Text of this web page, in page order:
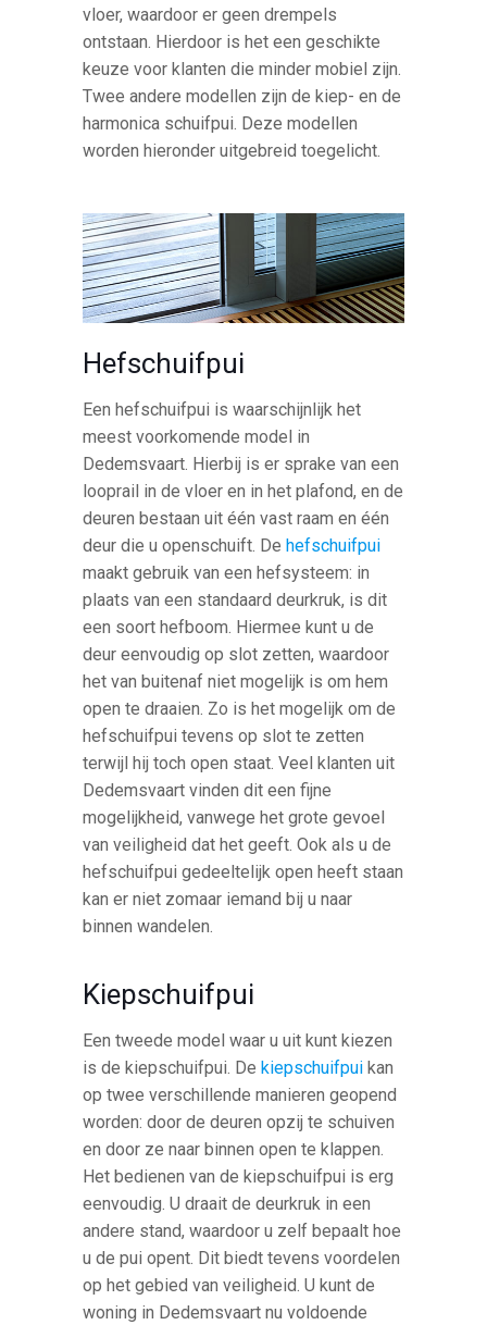
vloer, waardoor er geen drempels
ontstaan. Hierdoor is het een geschikte
keuze voor klanten die minder mobiel zijn.
Twee andere modellen zijn de kiep- en de
harmonica schuifpui. Deze modellen
worden hieronder uitgebreid toegelicht.
Hefschuifpui
Een hefschuifpui is waarschijnlijk het
meest voorkomende model in
Dedemsvaart. Hierbij is er sprake van een
looprail in de vloer en in het plafond, en de
deuren bestaan uit één vast raam en één
deur die u openschuift. De hefschuifpui
maakt gebruik van een hefsysteem: in
plaats van een standaard deurkruk, is dit
een soort hefboom. Hiermee kunt u de
deur eenvoudig op slot zetten, waardoor
het van buitenaf niet mogelijk is om hem
open te draaien. Zo is het mogelijk om de
hefschuifpui tevens op slot te zetten
terwijl hij toch open staat. Veel klanten uit
Dedemsvaart vinden dit een fijne
mogelijkheid, vanwege het grote gevoel
van veiligheid dat het geeft. Ook als u de
hefschuifpui gedeeltelijk open heeft staan
kan er niet zomaar iemand bij u naar
binnen wandelen.
Kiepschuifpui
Een tweede model waar u uit kunt kiezen
is de kiepschuifpui. De kiepschuifpui kan
op twee verschillende manieren geopend
worden: door de deuren opzij te schuiven
en door ze naar binnen open te klappen.
Het bedienen van de kiepschuifpui is erg
eenvoudig. U draait de deurkruk in een
andere stand, waardoor u zelf bepaalt hoe
u de pui opent. Dit biedt tevens voordelen
op het gebied van veiligheid. U kunt de
woning in Dedemsvaart nu voldoende